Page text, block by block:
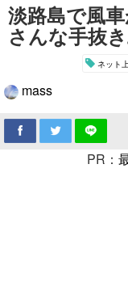
淡路島で風
さんな手抜
ネット
mass
PR：